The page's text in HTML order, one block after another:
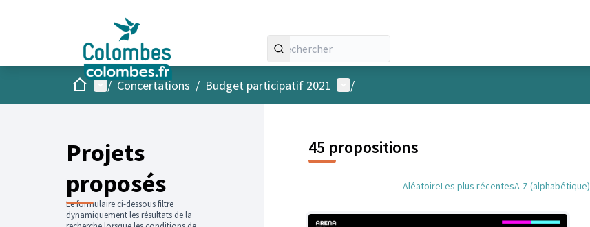
AccueilMenu principal
/ Concertations / Budget participatif 2021 Menu utilisateur
/
Projets
proposés
Le formulaire ci-dessous filtre
dynamiquement les résultats de la
45 propositions
AléatoireLes plus récentesA-Z (alphabétique)